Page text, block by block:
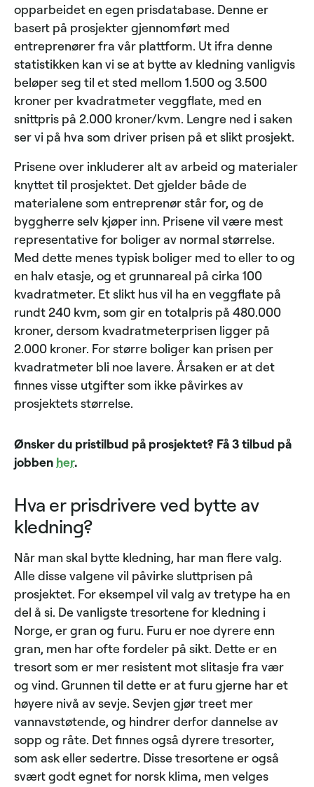
opparbeidet en egen prisdatabase. Denne er
basert på prosjekter gjennomført med
entreprenører fra vår plattform. Ut ifra denne
statistikken kan vi se at bytte av kledning vanligvis
beløper seg til et sted mellom 1.500 og 3.500
kroner per kvadratmeter veggflate, med en
snittpris på 2.000 kroner/kvm. Lengre ned i saken
ser vi på hva som driver prisen på et slikt prosjekt.
Prisene over inkluderer alt av arbeid og materialer
knyttet til prosjektet. Det gjelder både de
materialene som entreprenør står for, og de
byggherre selv kjøper inn. Prisene vil være mest
representative for boliger av normal størrelse.
Med dette menes typisk boliger med to eller to og
en halv etasje, og et grunnareal på cirka 100
kvadratmeter. Et slikt hus vil ha en veggflate på
rundt 240 kvm, som gir en totalpris på 480.000
kroner, dersom kvadratmeterprisen ligger på
2.000 kroner. For større boliger kan prisen per
kvadratmeter bli noe lavere. Årsaken er at det
finnes visse utgifter som ikke påvirkes av
prosjektets størrelse.
Ønsker du pristilbud på prosjektet? Få 3 tilbud på
jobben her.
Hva er prisdrivere ved bytte av
kledning?
Når man skal bytte kledning, har man flere valg.
Alle disse valgene vil påvirke sluttprisen på
prosjektet. For eksempel vil valg av tretype ha en
del å si. De vanligste tresortene for kledning i
Norge, er gran og furu. Furu er noe dyrere enn
gran, men har ofte fordeler på sikt. Dette er en
tresort som er mer resistent mot slitasje fra vær
og vind. Grunnen til dette er at furu gjerne har et
høyere nivå av sevje. Sevjen gjør treet mer
vannavstøtende, og hindrer derfor dannelse av
sopp og råte. Det finnes også dyrere tresorter,
som ask eller sedertre. Disse tresortene er også
svært godt egnet for norsk klima, men velges